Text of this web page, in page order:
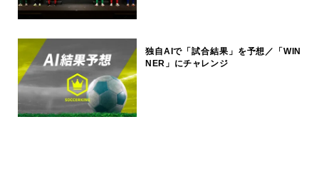
独自AIで「試合結果」を予想／「WIN
NER」にチャレンジ